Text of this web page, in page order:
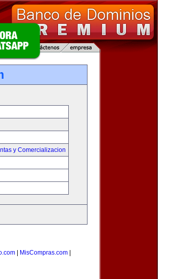
y Comercializacion
MisCompras.com